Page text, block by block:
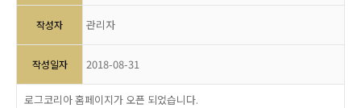
작성자 관리자
작성일자 2018-08-31
로그코리아 홈페이지가 오픈 되었습니다.